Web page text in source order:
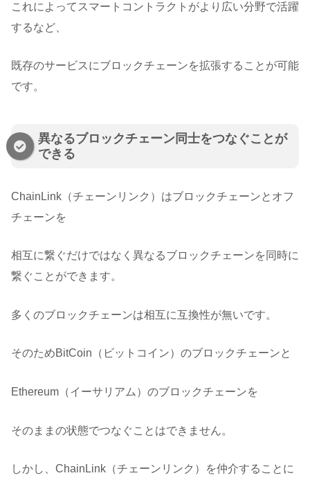
これによってスマートコントラクトがより広い分野で活躍
するなど、
既存のサービスにブロックチェーンを拡張することが可能
です。
異なるブロックチェーン同士をつなぐことが
できる
ChainLink（チェーンリンク）はブロックチェーンとオフ
チェーンを
相互に繋ぐだけではなく異なるブロックチェーンを同時に
繋ぐことができます。
多くのブロックチェーンは相互に互換性が無いです。
そのためBitCoin（ビットコイン）のブロックチェーンと
Ethereum（イーサリアム）のブロックチェーンを
そのままの状態でつなぐことはできません。
しかし、ChainLink（チェーンリンク）を仲介することに